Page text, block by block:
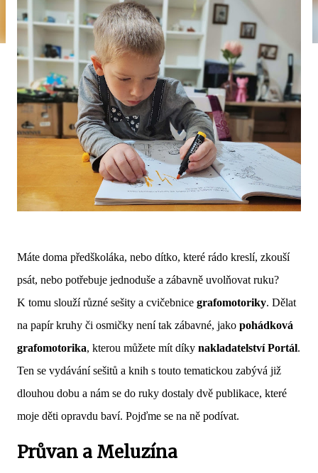
Máte doma předškoláka, nebo dítko, které rádo kreslí, zkouší
psát, nebo potřebuje jednoduše a zábavně uvolňovat ruku?
K tomu slouží různé sešity a cvičebnice grafomotoriky. Dělat
na papír kruhy či osmičky není tak zábavné, jako pohádková
grafomotorika, kterou můžete mít díky nakladatelství Portál.
Ten se vydávání sešitů a knih s touto tematickou zabývá již
dlouhou dobu a nám se do ruky dostaly dvě publikace, které
moje děti opravdu baví. Pojďme se na ně podívat.
Průvan a Meluzína